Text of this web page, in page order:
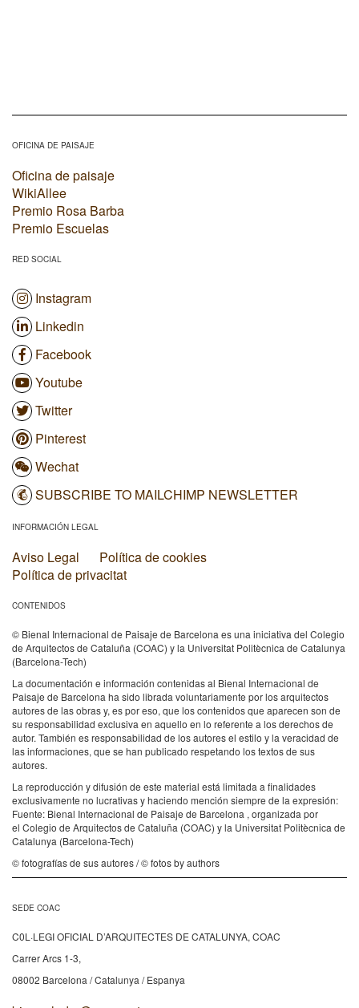
OFICINA DE PAISAJE
Oficina de paisaje
WikiAllee
Premio Rosa Barba
Premio Escuelas
RED SOCIAL
Instagram
Linkedin
Facebook
Youtube
Twitter
Pinterest
Wechat
SUBSCRIBE TO MAILCHIMP NEWSLETTER
INFORMACIÓN LEGAL
Aviso Legal
Política de cookies
Política de privacitat
CONTENIDOS
© Bienal Internacional de Paisaje de Barcelona es una iniciativa del Colegio
de Arquitectos de Cataluña (COAC) y la Universitat Politècnica de Catalunya
(Barcelona-Tech)
La documentación e información contenidas al Bienal Internacional de
Paisaje de Barcelona ha sido librada voluntariamente por los arquitectos
autores de las obras y, es por eso, que los contenidos que aparecen son de
su responsabilidad exclusiva en aquello en lo referente a los derechos de
autor. También es responsabilidad de los autores el estilo y la veracidad de
las informaciones, que se han publicado respetando los textos de sus
autores.
La reproducción y difusión de este material está limitada a finalidades
exclusivamente no lucrativas y haciendo mención siempre de la expresión:
Fuente: Bienal Internacional de Paisaje de Barcelona , organizada por
el Colegio de Arquitectos de Cataluña (COAC) y la Universitat Politècnica de
Catalunya (Barcelona-Tech)
© fotografías de sus autores / © fotos by authors
SEDE COAC
C0L·LEGI OFICIAL D’ARQUITECTES DE CATALUNYA, COAC
Carrer Arcs 1-3,
08002 Barcelona / Catalunya / Espanya